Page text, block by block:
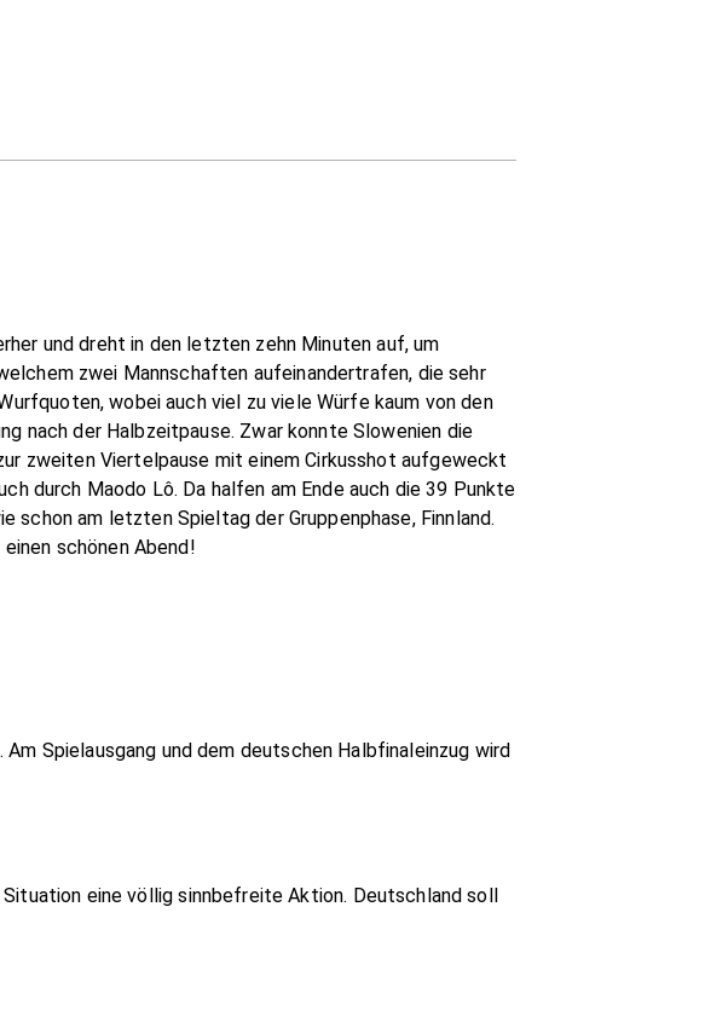
und dreht in den letzten zehn Minuten auf, um
zwei Mannschaften aufeinandertrafen, die sehr
wobei auch viel zu viele Würfe kaum von den
nach der Halbzeitpause. Zwar konnte Slowenien die
zweiten Viertelpause mit einem Cirkusshot aufgeweckt
durch Maodo Lô. Da halfen am Ende auch die 39 Punkte
schon am letzten Spieltag der Gruppenphase, Finnland.
schönen Abend!
Spielausgang und dem deutschen Halbfinaleinzug wird
eine völlig sinnbefreite Aktion. Deutschland soll